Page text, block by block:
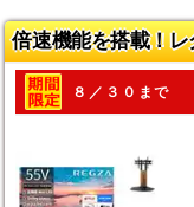
倍速機能を搭載！
８／３０まで